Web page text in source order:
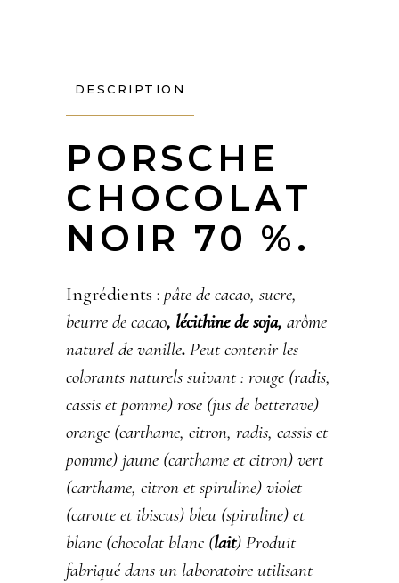
DESCRIPTION
PORSCHE
CHOCOLAT
NOIR 70 %.
Ingrédients : pâte de cacao, sucre,
beurre de cacao, lécithine de soja, arôme
naturel de vanille. Peut contenir les
colorants naturels suivant : rouge (radis,
cassis et pomme) rose (jus de betterave)
orange (carthame, citron, radis, cassis et
pomme) jaune (carthame et citron) vert
(carthame, citron et spiruline) violet
(carotte et ibiscus) bleu (spiruline) et
blanc (chocolat blanc (lait) Produit
fabriqué dans un laboratoire utilisant